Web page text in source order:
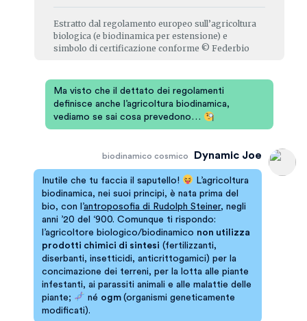
Estratto dal regolamento europeo sull’agricoltura
biologica (e biodinamica per estensione) e
simbolo di certificazione conforme © Federbio
Ma visto che il dettato dei regolamenti
definisce anche l’agricoltura biodinamica,
vediamo se sai cosa prevedono…
Dynamic Joe
biodinamico cosmico
Inutile che tu faccia il saputello!
L’agricoltura
biodinamica, nei suoi principi, è nata prima del
bio, con l’antroposofia di Rudolph Steiner, negli
anni ’20 del ‘900. Comunque ti rispondo:
l’agricoltore biologico/biodinamico non utilizza
prodotti chimici di sintesi (fertilizzanti,
diserbanti, insetticidi, anticrittogamici) per la
concimazione dei terreni, per la lotta alle piante
infestanti, ai parassiti animali e alle malattie delle
piante;
né ogm(organismi geneticamente
modificati).